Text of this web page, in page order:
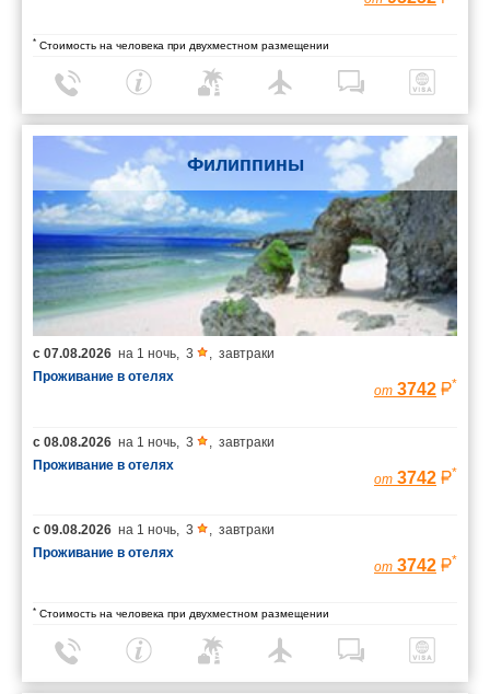
* Стоимость на человека при двухместном размещении
Филиппины
с 07.08.2026 на 1 ночь, 3 , завтраки
Проживание в отелях
от 3742 *
с 08.08.2026 на 1 ночь, 3 , завтраки
Проживание в отелях
от 3742 *
с 09.08.2026 на 1 ночь, 3 , завтраки
Проживание в отелях
от 3742 *
* Стоимость на человека при двухместном размещении